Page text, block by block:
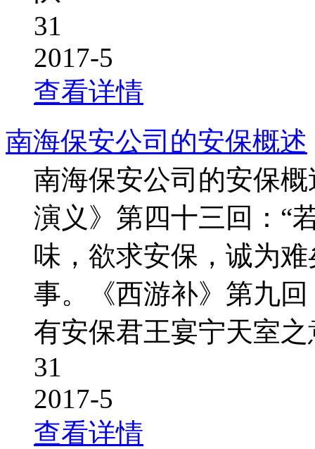
31
2017-5
查看详情
南海保安公司的安保概述
南海保安公司的安保
演义》第四十三回：“
味，欲求安保，诚为
事。《西游补》第九回
有安保君王宴宁天室之
31
2017-5
查看详情